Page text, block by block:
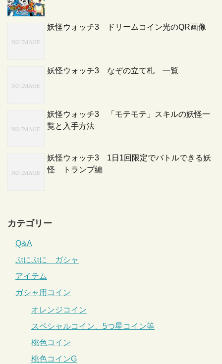
妖怪ウォッチ3 ドリームコイン光のQR画像
妖怪ウォッチ3 なぞの立て札 一覧
妖怪ウォッチ3 「モテモテ」スキルの妖怪一
覧と入手方法
妖怪ウォッチ3 1日1回限定でバトルできる妖
怪 トランプ編
カテゴリー
Q&A
ぷにぷに ガシャ
アイテム
ガシャ用コイン
オレンジコイン
スペシャルコイン、5つ星コイン等
桃色コイン
桃色コインG